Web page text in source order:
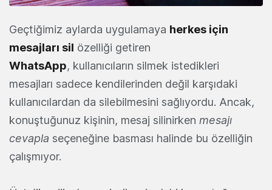
Geçtiğimiz aylarda uygulamaya herkes için
mesajları sil özelliği getiren
WhatsApp, kullanıcıların silmek istedikleri
mesajları sadece kendilerinden değil karşıdaki
kullanıcılardan da silebilmesini sağlıyordu. Ancak,
konuştuğunuz kişinin, mesaj silinirken mesajı
cevapla seçeneğine basması halinde bu özelliğin
çalışmıyor.